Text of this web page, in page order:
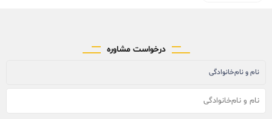
درخواست مشاوره
نام و نام‌خانوادگی